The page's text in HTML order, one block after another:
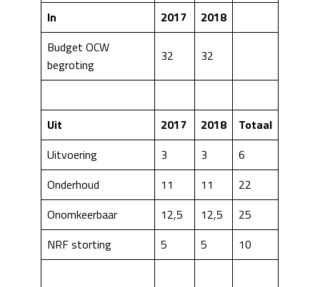
In 2017
2018
Budget OCW
begroting
32 32
Uit 2017 2018
Totaal
Uitvoering
3 3
6
Onderhoud
11 11
22
Onomkeerbaar
12,5 12,5
25
NRF storting
5 5 10